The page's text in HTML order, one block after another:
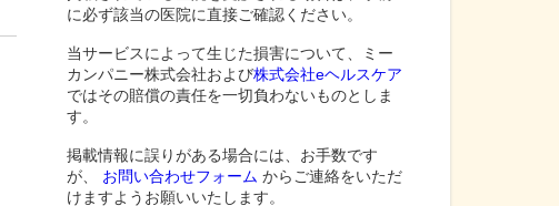
に必ず該当の医院に直接ご確認ください。
当サービスによって生じた損害について、ミー
カンパニー株式会社および株式会社eヘルスケア
ではその賠償の責任を一切負わないものとしま
す。
掲載情報に誤りがある場合には、お手数です
が、
お問い合わせフォーム からご連絡をいただ
けますようお願いいたします。